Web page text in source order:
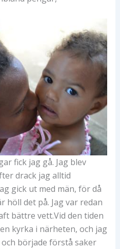
fick jag gå. Jag blev
drack jag alltid
gick ut med män, för då
höll det på. Jag var redan
bättre vett.Vid den tiden
kyrka i närheten, och jag
började förstå saker